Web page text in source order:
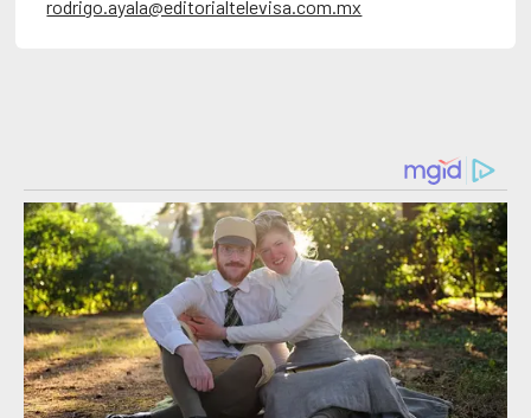
rodrigo.ayala@editorialtelevisa.com.mx